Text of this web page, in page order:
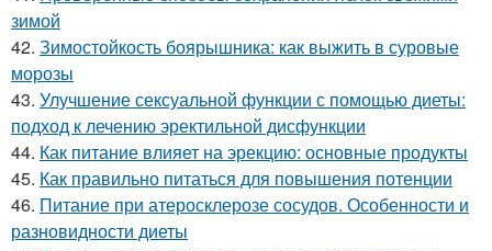
зимой
42. Зимостойкость боярышника: как выжить в суровые
морозы
43. Улучшение сексуальной функции с помощью диеты:
подход к лечению эректильной дисфункции
44. Как питание влияет на эрекцию: основные продукты
45. Как правильно питаться для повышения потенции
46. Питание при атеросклерозе сосудов. Особенности и
разновидности диеты